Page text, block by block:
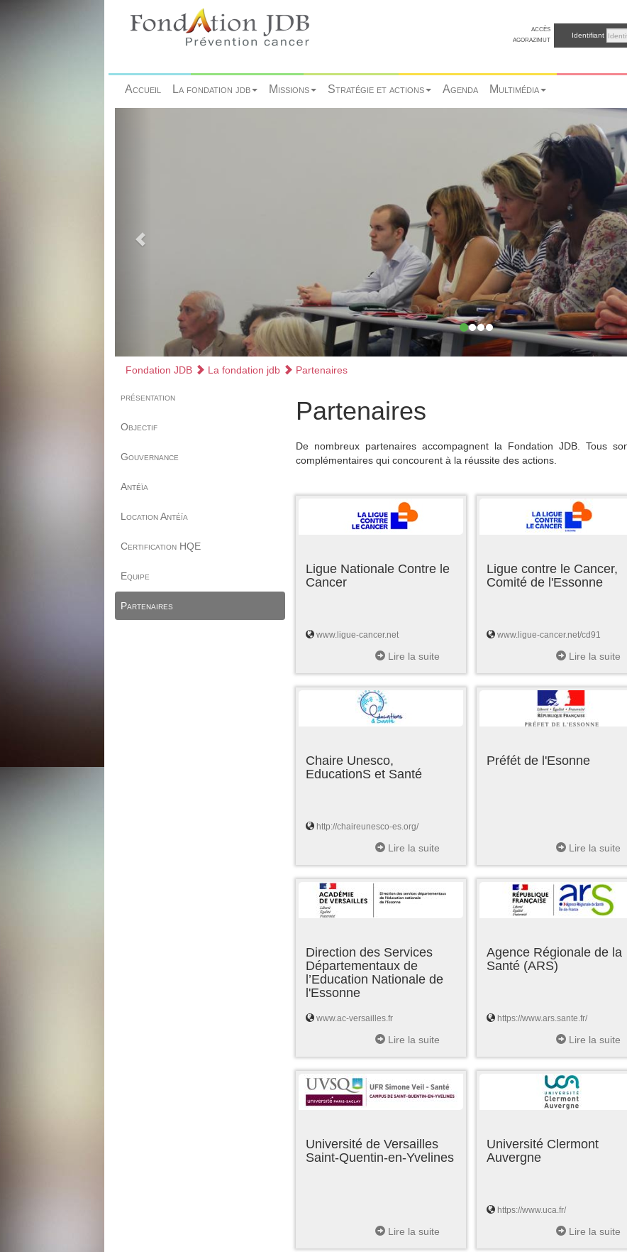
accès
agorazimut
Identifiant
Accueil La fondation jdb Missions Stratégie et actions Agenda Multimédia
Fondation JDB La fondation jdb Partenaires
présentation
Objectif
Gouvernance
Antéïa
Location Antéïa
Certification HQE
Equipe
Partenaires
Partenaires
De nombreux partenaires accompagnent la Fondation JDB. Tous
complémentaires qui concourent à la réussite des actions.
Ligue Nationale Contre le
Cancer
www.ligue-cancer.net
Lire la suite
Ligue contre le Cancer,
Comité de l'Essonne
www.ligue-cancer.net/cd91
Lire la suite
Chaire Unesco,
EducationS et Santé
http://chaireunesco-es.org/
Lire la suite
Préfét de l'Esonne
Lire la suite
Direction des Services
Départementaux de
l’Education Nationale de
l'Essonne
www.ac-versailles.fr
Lire la suite
Agence Régionale de la
Santé (ARS)
https://www.ars.sante.fr/
Lire la suite
Université de Versailles
Saint-Quentin-en-Yvelines
Lire la suite
Université Clermont
Auvergne
https://www.uca.fr/
Lire la suite